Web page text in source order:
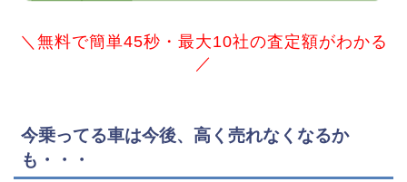
＼無料で簡単45秒・最大10社の査定額がわかる
／
今乗ってる車は今後、高く売れなくなるか
も・・・